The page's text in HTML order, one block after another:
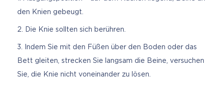
den Knien gebeugt.
Die Knie sollten sich berühren.
Indem Sie mit den Füßen über den Boden oder das
Bett gleiten, strecken Sie langsam die Beine, versuchen
Sie, die Knie nicht voneinander zu lösen.